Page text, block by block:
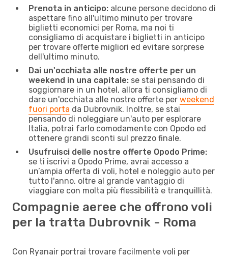
Prenota in anticipo: alcune persone decidono di
aspettare fino all'ultimo minuto per trovare
biglietti economici per Roma, ma noi ti
consigliamo di acquistare i biglietti in anticipo
per trovare offerte migliori ed evitare sorprese
dell'ultimo minuto.
Dai un'occhiata alle nostre offerte per un
weekend in una capitale: se stai pensando di
soggiornare in un hotel, allora ti consigliamo di
dare un'occhiata alle nostre offerte per weekend
fuori porta da Dubrovnik. Inoltre, se stai
pensando di noleggiare un'auto per esplorare
Italia, potrai farlo comodamente con Opodo ed
ottenere grandi sconti sul prezzo finale.
Usufruisci delle nostre offerte Opodo Prime:
se ti iscrivi a Opodo Prime, avrai accesso a
un’ampia offerta di voli, hotel e noleggio auto per
tutto l'anno, oltre al grande vantaggio di
viaggiare con molta più flessibilità e tranquillità.
Compagnie aeree che offrono voli
per la tratta Dubrovnik - Roma
Con Ryanair portrai trovare facilmente voli per